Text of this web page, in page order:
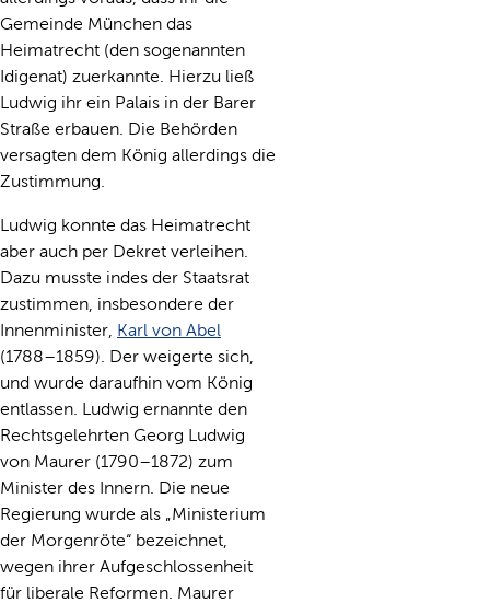
Gemeinde München das
Heimatrecht (den sogenannten
Idigenat) zuerkannte. Hierzu ließ
Ludwig ihr ein Palais in der Barer
Straße erbauen. Die Behörden
versagten dem König allerdings die
Zustimmung.
Ludwig konnte das Heimatrecht
aber auch per Dekret verleihen.
Dazu musste indes der Staatsrat
zustimmen, insbesondere der
Innenminister, Karl von Abel
(1788–1859). Der weigerte sich,
und wurde daraufhin vom König
entlassen. Ludwig ernannte den
Rechtsgelehrten Georg Ludwig
von Maurer (1790–1872) zum
Minister des Innern. Die neue
Regierung wurde als „Ministerium
der Morgenröte“ bezeichnet,
wegen ihrer Aufgeschlossenheit
für liberale Reformen. Maurer